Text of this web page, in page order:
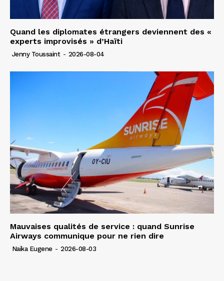
Quand les diplomates étrangers deviennent des «
experts improvisés » d’Haïti
Jenny Toussaint - 2026-08-04
Mauvaises qualités de service : quand Sunrise
Airways communique pour ne rien dire
Naïka Eugene - 2026-08-03